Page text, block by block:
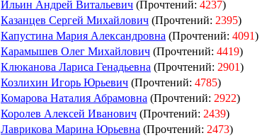
Ильин Андрей Витальевич (Прочтений: 4237)
Казанцев Сергей Михайлович (Прочтений: 2395)
Капустина Мария Александровна (Прочтений: 4091)
Карамышев Олег Михайлович (Прочтений: 4419)
Клюканова Лариса Генадьевна (Прочтений: 2901)
Козлихин Игорь Юрьевич (Прочтений: 4785)
Комарова Наталия Абрамовна (Прочтений: 2922)
Королев Алексей Иванович (Прочтений: 2439)
Лаврикова Марина Юрьевна (Прочтений: 2473)